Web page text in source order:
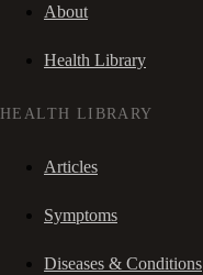
About
Health Library
HEALTH LIBRARY
Articles
Symptoms
Diseases & Conditions